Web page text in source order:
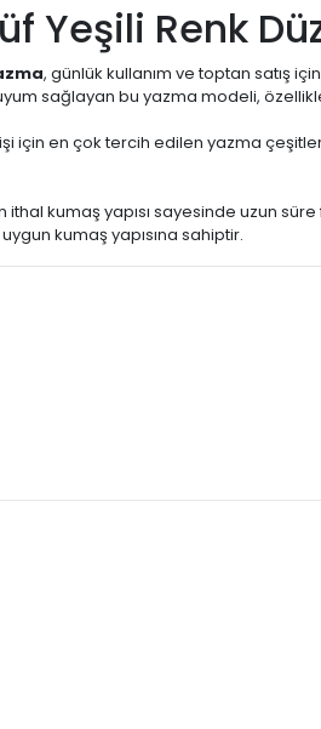
Yeşili Renk
, günlük kullanım ve toptan satış
sağlayan bu yazma modeli,
için en çok tercih edilen yazma
kumaş yapısı sayesinde uzun
kumaş yapısına sahiptir.